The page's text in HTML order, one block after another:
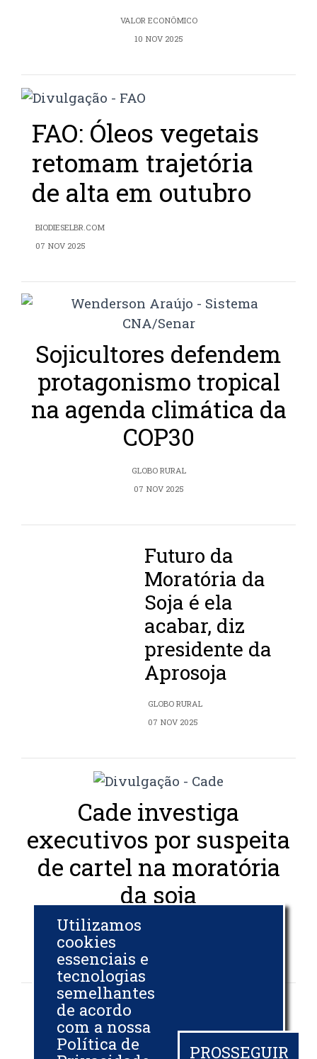
VALOR ECONÔMICO
10 NOV 2025
FAO: Óleos vegetais
retomam trajetória
de alta em outubro
BIODIESELBR.COM
07 NOV 2025
Sojicultores defendem
protagonismo tropical
na agenda climática da
COP30
GLOBO RURAL
07 NOV 2025
Futuro da
Moratória da
Soja é ela
acabar, diz
presidente da
Aprosoja
GLOBO RURAL
07 NOV 2025
Cade investiga
executivos por suspeita
de cartel na moratória
da soja
CNN BRASIL
Pequim suspende
Utilizamos
cookies
essenciais e
tecnologias
semelhantes
de acordo
com a nossa
Política de
PROSSEGUIR